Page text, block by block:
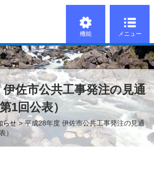
機能 メニュー
伊佐市公共工事発注の見通
1回公表）
らせ> 平成28年度 伊佐市公共工事発注の見通
）